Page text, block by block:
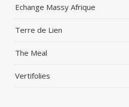
Echange Massy Afrique
Terre de Lien
The Meal
Vertifolies